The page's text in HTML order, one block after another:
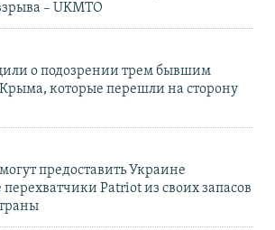
– UKMTO
о подозрении трем бывшим
которые перешли на сторону
предоставить Украине
Patriot из своих запасов